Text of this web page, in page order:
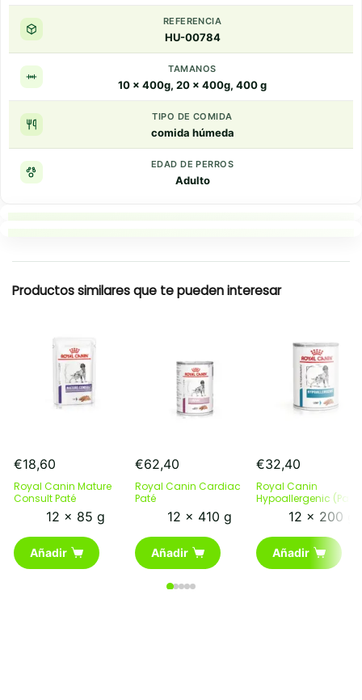
REFERENCIA
HU-00784
TAMANOS
10 x 400g, 20 x 400g, 400 g
TIPO DE COMIDA
comida húmeda
EDAD DE PERROS
Adulto
Productos similares que te pueden interesar
€18,60
Royal Canin Mature
Consult Paté
12 x 85 g
Añadir
€62,40
Royal Canin Cardiac
Paté
12 x 410 g
Añadir
€32,40
Royal Canin
Hypoallergenic (Paté)
12 x 200 g
Añadir